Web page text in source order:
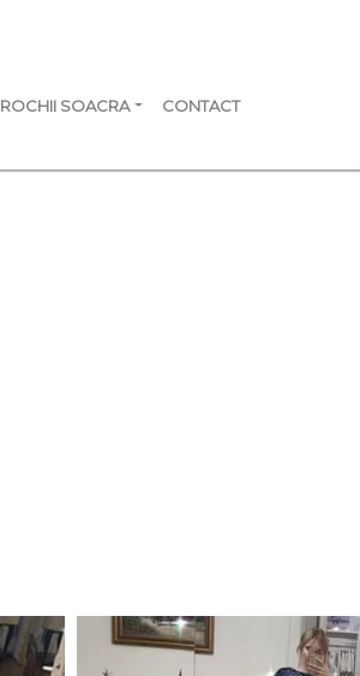
ROCHII SOACRA CONTACT